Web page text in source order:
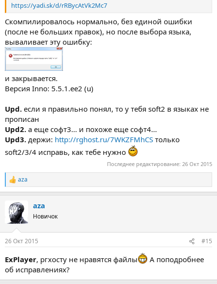
https://yadi.sk/d/rRBycAtVk2Mc7
Скомпилировалось нормально, без единой ошибки
(после не больших правок), но после выбора языка,
вываливает эту ошибку:
и закрывается.
Версия Inno: 5.5.1.ee2 (u)
Upd. если я правильно понял, то у тебя soft2 в языках не
прописан
Upd2. а еще софт3... и похоже еще софт4...
Upd3. держи: http://rghost.ru/7WKZFMhCS только
soft2/3/4 исправь, как тебе нужно
Последнее редактирование: 26 Окт 2015
Р
е
к
ц
и
aza
aza
Новичок
26 Окт 2015 #15
ExPlayer, ргхосту не нравятся файлы
А поподробнее
об исправлениях?